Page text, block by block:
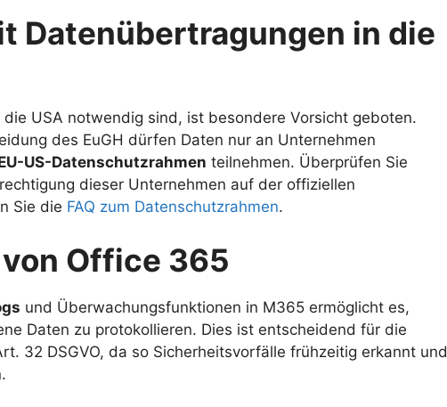
Datenübertragungen in die
USA notwendig sind, ist besondere Vorsicht geboten.
des EuGH dürfen Daten nur an Unternehmen
US-Datenschutzrahmen teilnehmen. Überprüfen Sie
dieser Unternehmen auf der offiziellen
Sie die FAQ zum Datenschutzrahmen.
Office 365
und Überwachungsfunktionen in M365 ermöglicht es,
Daten zu protokollieren. Dies ist entscheidend für die
32 DSGVO, da so Sicherheitsvorfälle frühzeitig erkannt und